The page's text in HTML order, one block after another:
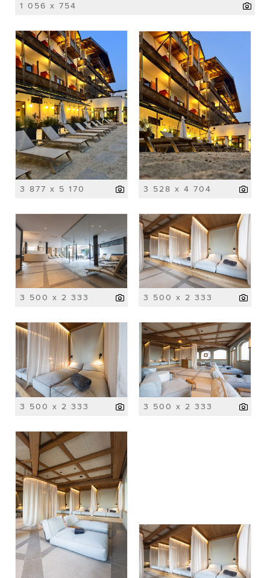
1 056 x 754
3 877 x 5 170 3 528 x 4 704
3 500 x 2 333 3 500 x 2 333
3 500 x 2 333 3 500 x 2 333